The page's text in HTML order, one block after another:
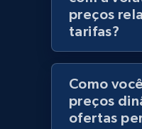
Category id,
Currency, Colour
preços
tarifas?
Como
preços
ofertas